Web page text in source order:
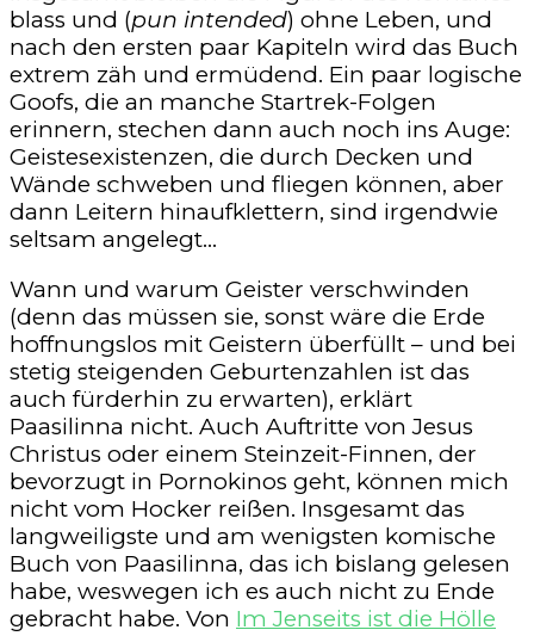
blass und (pun intended) ohne Leben, und
nach den ersten paar Kapiteln wird das Buch
extrem zäh und ermüdend. Ein paar logische
Goofs, die an manche Startrek-Folgen
erinnern, stechen dann auch noch ins Auge:
Geistesexistenzen, die durch Decken und
Wände schweben und fliegen können, aber
dann Leitern hinaufklettern, sind irgendwie
seltsam angelegt…
Wann und warum Geister verschwinden
(denn das müssen sie, sonst wäre die Erde
hoffnungslos mit Geistern überfüllt – und bei
stetig steigenden Geburtenzahlen ist das
auch fürderhin zu erwarten), erklärt
Paasilinna nicht. Auch Auftritte von Jesus
Christus oder einem Steinzeit-Finnen, der
bevorzugt in Pornokinos geht, können mich
nicht vom Hocker reißen. Insgesamt das
langweiligste und am wenigsten komische
Buch von Paasilinna, das ich bislang gelesen
habe, weswegen ich es auch nicht zu Ende
gebracht habe. Von Im Jenseits ist die Hölle